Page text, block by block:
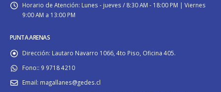
Horario de Atención: Lunes - jueves / 8:30 AM - 18:00 PM | Viernes
9:00 AM a 13:00 PM
PUNTA ARENAS
Dirección: Lautaro Navarro 1066, 4to Piso, Oficina 405.
Fono:: 9 9718 4210
Email: magallanes@gedes.cl